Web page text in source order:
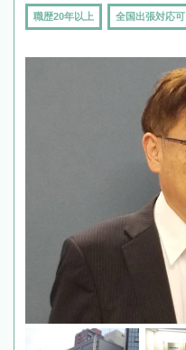
職歴20年以上 全国出張対応可